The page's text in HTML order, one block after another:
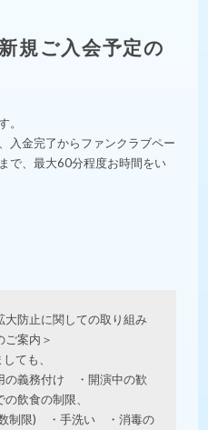
規ご入会予定の
。
入金完了からファンクラブペー
で、最大60分程度お時間をい
大防止に関しての取り組み
様へのご案内＞
れましても、
の義務付け ・開演中の歓
内での飲食の制限、
数制限) ・手洗い ・消毒の